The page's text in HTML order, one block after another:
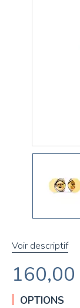
Voir descriptif
160,00
OPTIONS